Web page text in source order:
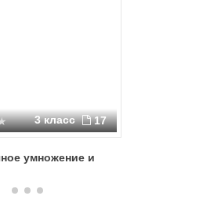
3 класс 17
умножение и